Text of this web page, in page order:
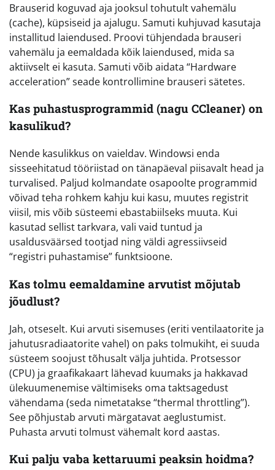
Brauserid koguvad aja jooksul tohutult vahemälu
(cache), küpsiseid ja ajalugu. Samuti kuhjuvad kasutaja
installitud laiendused. Proovi tühjendada brauseri
vahemälu ja eemaldada kõik laiendused, mida sa
aktiivselt ei kasuta. Samuti võib aidata “Hardware
acceleration” seade kontrollimine brauseri sätetes.
Kas puhastusprogrammid (nagu CCleaner) on
kasulikud?
Nende kasulikkus on vaieldav. Windowsi enda
sisseehitatud tööriistad on tänapäeval piisavalt head ja
turvalised. Paljud kolmandate osapoolte programmid
võivad teha rohkem kahju kui kasu, muutes registrit
viisil, mis võib süsteemi ebastabiilseks muuta. Kui
kasutad sellist tarkvara, vali vaid tuntud ja
usaldusväärsed tootjad ning väldi agressiivseid
“registri puhastamise” funktsioone.
Kas tolmu eemaldamine arvutist mõjutab
jõudlust?
Jah, otseselt. Kui arvuti sisemuses (eriti ventilaatorite ja
jahutusradiaatorite vahel) on paks tolmukiht, ei suuda
süsteem soojust tõhusalt välja juhtida. Protsessor
(CPU) ja graafikakaart lähevad kuumaks ja hakkavad
ülekuumenemise vältimiseks oma taktsagedust
vähendama (seda nimetatakse “thermal throttling”).
See põhjustab arvuti märgatavat aeglustumist.
Puhasta arvuti tolmust vähemalt kord aastas.
Kui palju vaba kettaruumi peaksin hoidma?